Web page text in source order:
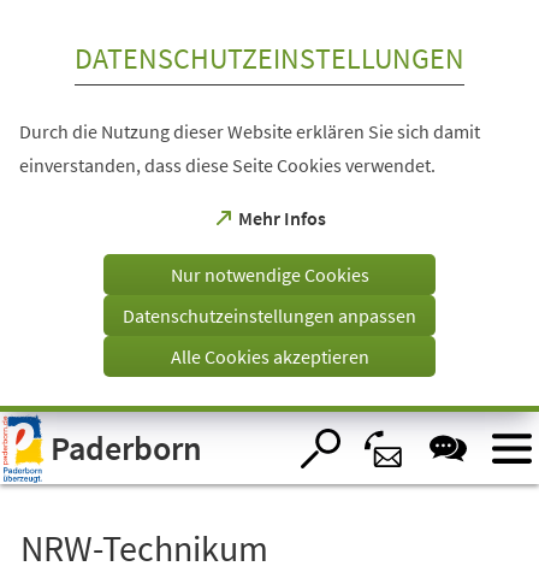
Visuelle
Assistenzsoftware
öffnen.
DATENSCHUTZEINSTELLUNGEN
Durch die Nutzung dieser Website erklären Sie sich damit
einverstanden, dass diese Seite Cookies verwendet.
Mehr Infos
(Öffnet
einem
Tab)
Nur notwendige Cookies
Datenschutzeinstellungen anpassen
Alle Cookies akzeptieren
Paderborn
NRW-Technikum